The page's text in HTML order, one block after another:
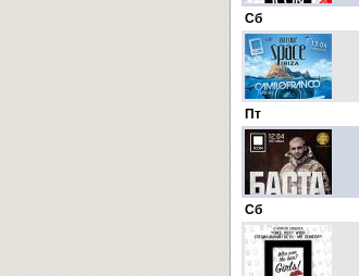
Сб
Пт
Сб